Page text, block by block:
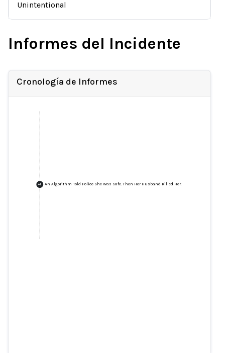
Unintentional
Informes del Incidente
Cronología de Informes
+1 An Algorithm Told Police She Was Safe. Then Her Husband Killed Her.